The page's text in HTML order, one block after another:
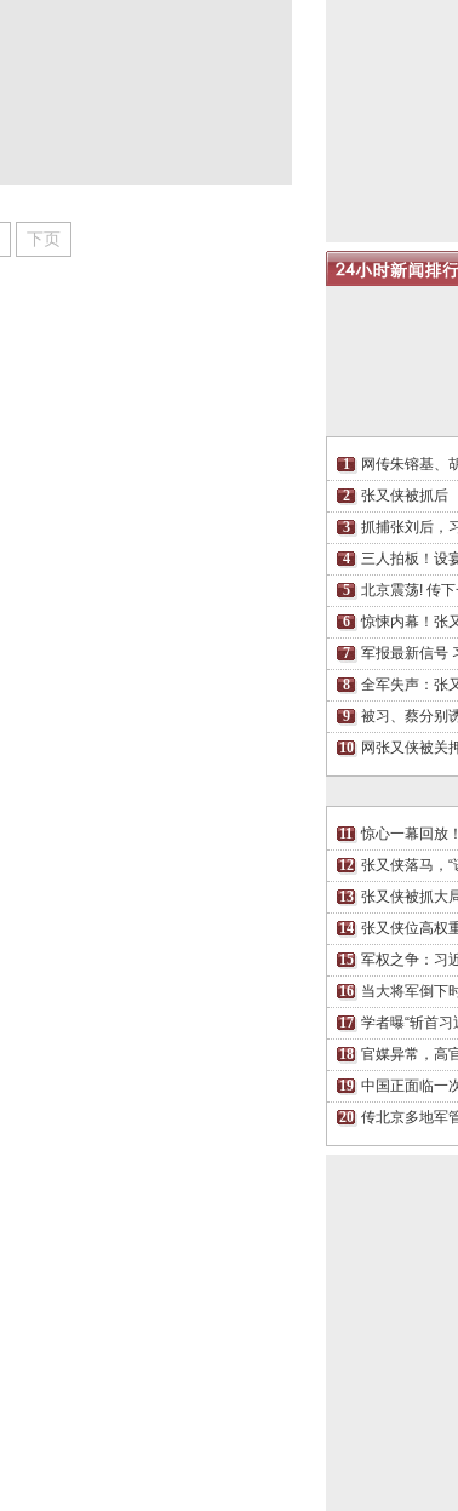
下页
网传朱镕基、
张又侠被抓后
抓捕张刘后，
三人拍板！设
北京震荡! 传下
惊悚内幕！张
军报最新信号
全军失声：张
被习、蔡分别
网张又侠被关
惊心一幕回放
张又侠落马，“
张又侠被抓大
张又侠位高权
军权之争：习
当大将军倒下
学者曝“斩首习
官媒异常，高
中国正面临一
传北京多地军